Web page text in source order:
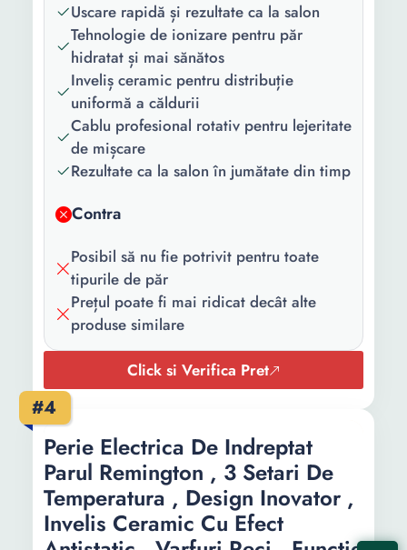
invelis:
Utilizare:
Par umed
Beneficii:
Ofera stralucire Varf rece
Functii:
Ionizare
Numar capete
1
Culoare:
Continut
pachet:
1 x Perie electrica
Tehnologie:
Ionica
Tensiune
240 V
Putere:
Trepte
temperatura:
3
Trepte de
viteza:
2
Uscare rapidă și rezultate ca la salon
Tehnologie de ionizare pentru păr
hidratat și mai sănătos
Inveliș ceramic pentru distribuție
uniformă a căldurii
Cablu profesional rotativ pentru lejeritate
de mișcare
Rezultate ca la salon în jumătate din timp
Contra
Posibil să nu fie potrivit pentru toate
tipurile de păr
Prețul poate fi mai ridicat decât alte
produse similare
Click si Verifica Pret
#4
Perie Electrica De Indreptat
Parul Remington , 3 Setari De
Temperatura , Design Inovator ,
Invelis Ceramic Cu Efect